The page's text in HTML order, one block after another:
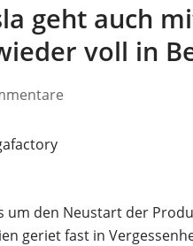
geht auch
voll in
um den Neustart der
geriet fast in